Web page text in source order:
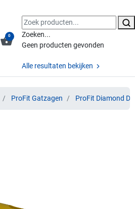
shopping_basket
0
Zoeken...
Geen producten gevonden
Alle resultaten bekijken
ProFit Gatzagen ProFit Diamond